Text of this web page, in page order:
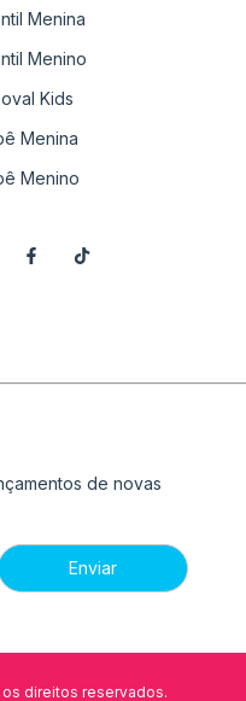
Menina
Menino
Kids
Menina
Menino
de novas
direitos reservados.